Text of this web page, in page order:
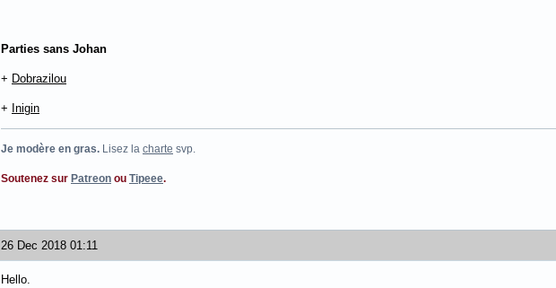
Parties sans Johan
+ Dobrazilou
+ Inigin
Je modère en gras. Lisez la charte svp.
Soutenez sur Patreon ou Tipeee.
26 Dec 2018 01:11
Hello.